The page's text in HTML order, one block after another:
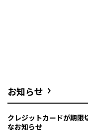
お知らせ
クレジットカードが期限
なお知らせ